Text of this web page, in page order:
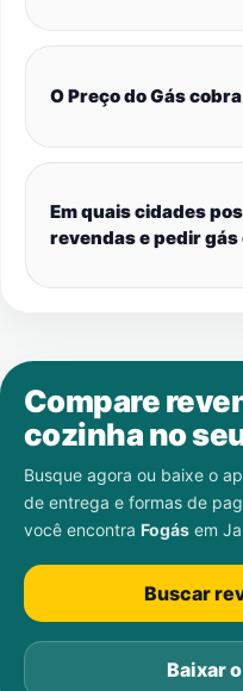
O Preço do Gás
Em quais cidades
revendas e pedir gás
Compare
cozinha no
Busque agora ou baixe o
de entrega e formas de
você encontra Fogás em
Buscar
Baixar